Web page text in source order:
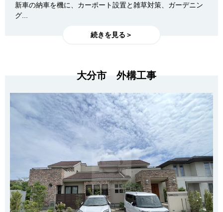
新車の納車を機に、カーポート設置と雑草対策、ガーデニン
グ...
続きを見る＞
大分市 外構工事